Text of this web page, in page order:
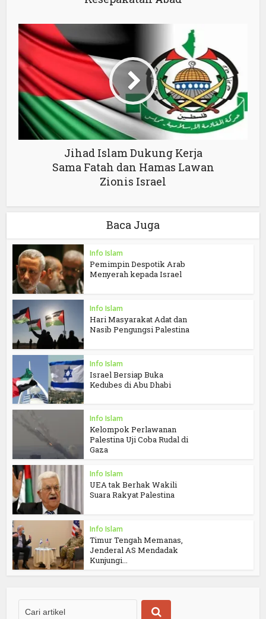
Jihad Islam Dukung Kerja
Sama Fatah dan Hamas Lawan
Zionis Israel
Baca Juga
Info Islam
Pemimpin Despotik Arab
Menyerah kepada Israel
Info Islam
Hari Masyarakat Adat dan
Nasib Pengungsi Palestina
Info Islam
Israel Bersiap Buka
Kedubes di Abu Dhabi
Info Islam
Kelompok Perlawanan
Palestina Uji Coba Rudal di
Gaza
Info Islam
UEA tak Berhak Wakili
Suara Rakyat Palestina
Info Islam
Timur Tengah Memanas,
Jenderal AS Mendadak
Kunjungi...